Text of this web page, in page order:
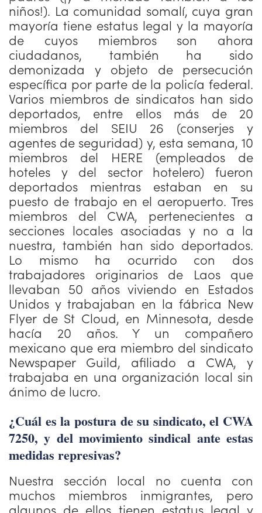
niños!). La comunidad somalí, cuya gran
mayoría tiene estatus legal y la mayoría
de cuyos miembros son ahora
ciudadanos, también ha sido
demonizada y objeto de persecución
específica por parte de la policía federal.
Varios miembros de sindicatos han sido
deportados, entre ellos más de 20
miembros del SEIU 26 (conserjes y
agentes de seguridad) y, esta semana, 10
miembros del HERE (empleados de
hoteles y del sector hotelero) fueron
deportados mientras estaban en su
puesto de trabajo en el aeropuerto. Tres
miembros del CWA, pertenecientes a
secciones locales asociadas y no a la
nuestra, también han sido deportados.
Lo mismo ha ocurrido con dos
trabajadores originarios de Laos que
llevaban 50 años viviendo en Estados
Unidos y trabajaban en la fábrica New
Flyer de St Cloud, en Minnesota, desde
hacía 20 años. Y un compañero
mexicano que era miembro del sindicato
Newspaper Guild, afiliado a CWA, y
trabajaba en una organización local sin
ánimo de lucro.
¿Cuál es la postura de su sindicato, el CWA
7250, y del movimiento sindical ante estas
medidas represivas?
Nuestra sección local no cuenta con
muchos miembros inmigrantes, pero